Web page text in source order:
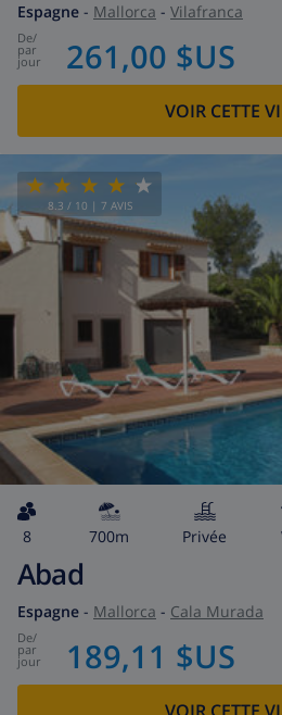
Espagne - Mallorca - Vilafranca
de/
par
jour 261,00 $US
VOIR CETTE
8.3 / 10 | 7 AVIS
8 700m privée
Abad
Espagne - Mallorca - Cala Murada
de/
par
jour 189,11 $US